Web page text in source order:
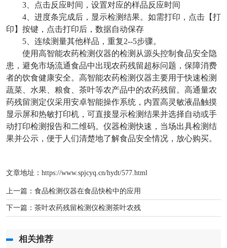
3、点击反应时间，设置对应的样品反应时间
4、进度条完成后，显示检测结果。如需打印，点击【打
印】按键，点击打印后，数据自动保存
5、连续测量其他样品，重复2--5步骤。
使用高智能农药检测仪器的检测从源头控制食品安全隐
患，避免市场流通食品中出现农药残留超标问题，保障消费
者的饮食健康安全。高智能农药检测仪器主要用于快速检测
蔬菜、水果、粮食、茶叶等农产品中的农药残留。高通量农
药残留测定仪采用安卓智能操作系统，内置高灵敏液晶触摸
显示屏和热敏打印机，可直接显示检测结果并选择自动或手
动打印检测报告和二维码。仪器检测快速，当场出具检测结
果并公示，便于人们清楚地了解食品安全情况，放心购买。
文章地址： https://www.spjcyq.cn/hydt/577.html
上一篇： 食品检测仪器在食品快检中的应用
下一篇： 茶叶农药残留检测仪检测茶叶农残
相关推荐